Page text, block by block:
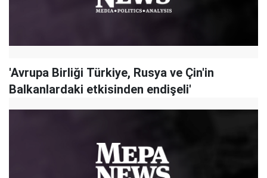
'Avrupa Birliği Türkiye, Rusya ve Çin'in
Balkanlardaki etkisinden endişeli'